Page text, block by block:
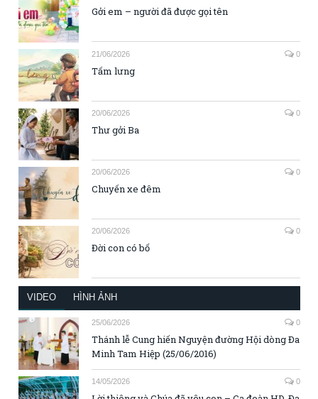
Gởi em – người đã được gọi tên
21/06/2026 0
Tấm lưng
20/06/2026 0
Thư gởi Ba
20/06/2026 0
Chuyến xe đêm
20/06/2026 0
Đời con có bố
VIDEO HÌNH ẢNH
25/06/2026 0
Thánh lễ Cung hiến Nguyện đường Hội dòng Đa
Minh Tam Hiệp (25/06/2016)
14/05/2026 0